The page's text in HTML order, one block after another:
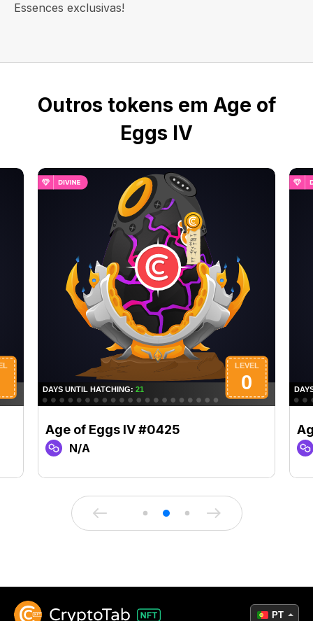
Essences exclusivas!
Outros tokens em Age of
Eggs IV
Age of Eggs IV #0425
N/A
PT